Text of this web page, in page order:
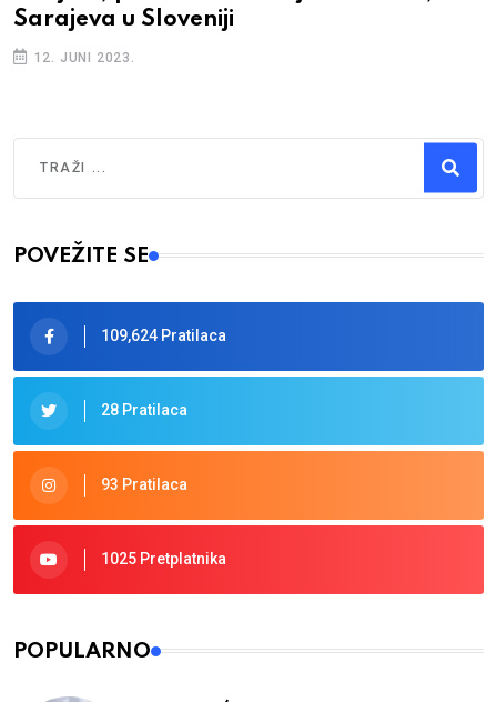
Type 2 or more characters for results.
POVEŽITE SE
109,624 Pratilaca
28 Pratilaca
93 Pratilaca
1025 Pretplatnika
POPULARNO